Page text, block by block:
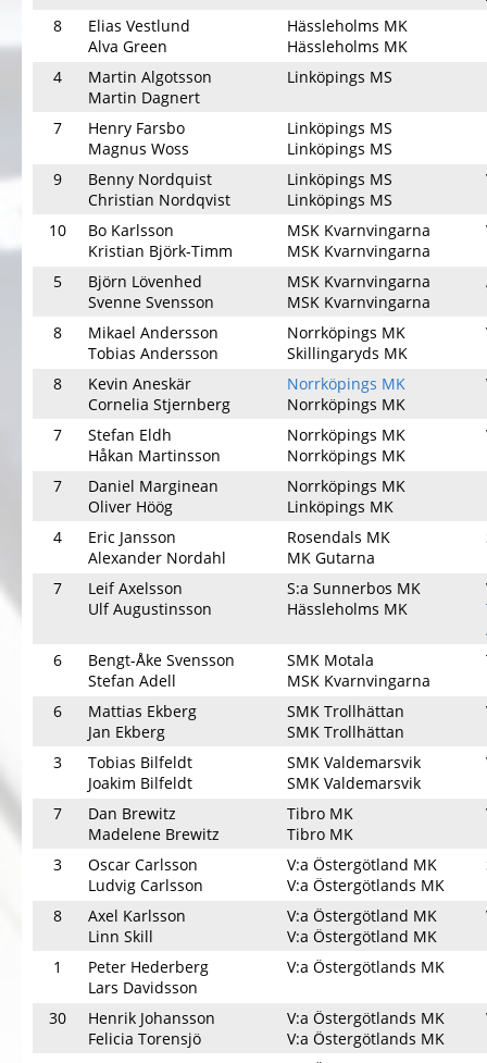
8
Elias Vestlund
Alva Green
Hässleholms MK
Hässleholms MK
4
Martin Algotsson
Martin Dagnert
Linköpings MS
7
Henry Farsbo
Magnus Woss
Linköpings MS
Linköpings MS
9
Benny Nordquist
Christian Nordqvist
Linköpings MS
Linköpings MS
10
Bo Karlsson
Kristian Björk-Timm
MSK Kvarnvingarna
MSK Kvarnvingarna
5
Björn Lövenhed
Svenne Svensson
MSK Kvarnvingarna
MSK Kvarnvingarna
8
Mikael Andersson
Tobias Andersson
Norrköpings MK
Skillingaryds MK
8
Kevin Aneskär
Cornelia Stjernberg
Norrköpings MK
Norrköpings MK
7
Stefan Eldh
Håkan Martinsson
Norrköpings MK
Norrköpings MK
7
Daniel Marginean
Oliver Höög
Norrköpings MK
Linköpings MK
4
Eric Jansson
Alexander Nordahl
Rosendals MK
MK Gutarna
7
Leif Axelsson
Ulf Augustinsson
S:a Sunnerbos MK
Hässleholms MK
6
Bengt-Åke Svensson
Stefan Adell
SMK Motala
MSK Kvarnvingarna
6
Mattias Ekberg
Jan Ekberg
SMK Trollhättan
SMK Trollhättan
3
Tobias Bilfeldt
Joakim Bilfeldt
SMK Valdemarsvik
SMK Valdemarsvik
7
Dan Brewitz
Madelene Brewitz
Tibro MK
Tibro MK
3
Oscar Carlsson
Ludvig Carlsson
V:a Östergötland MK
V:a Östergötlands MK
8
Axel Karlsson
Linn Skill
V:a Östergötland MK
V:a Östergötland MK
1
Peter Hederberg
Lars Davidsson
V:a Östergötlands MK
30
Henrik Johansson
Felicia Torensjö
V:a Östergötlands MK
V:a Östergötlands MK